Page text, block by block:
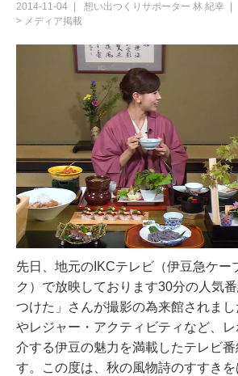
2014-11-04 想い出つくりサポーター 林 紀幸
> メディア掲載
先日、地元のIKCテレビ（伊豆急ケー
ク）で放映しております30分の人気
つけた」さんが撮影の為来館されま
やレジャー・アクティビティなど、
介する伊豆の魅力を満載したテレビ番
す。
この度は、秋の風物詩のすすき